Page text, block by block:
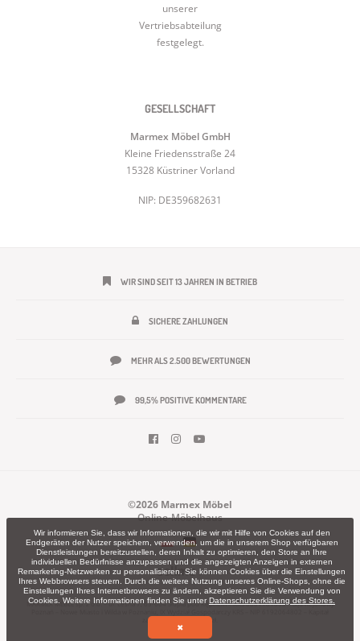
unserer
Vertriebsabteilung
festgelegt.
GESELLSCHAFT
Marmex Möbel GmbH
Kleine Friedensstraße 24
15328 Küstriner Vorland
NIP: DE359682631
WIR SIND SEIT 13 JAHREN IN BETRIEB
SICHERE ZAHLUNGEN
MEHR ALS 2.500 BEWERTUNGEN
99,5% POSITIVE KOMMENTARE
©2026 Marmex Möbel
Online-Möbelhaus
MARMEX MEBLE sp. z o.o. – ul. Leśna 7, 63-604 Słupia pod Kępnem – KRS 0001181853 – Sąd Rejonowy
zakładowy 100 000,00 zł.
✖
Wir informieren Sie, dass wir Informationen, die wir mit Hilfe von Cookies auf den
Endgeräten der Nutzer speichern, verwenden, um die in unserem Shop verfügbaren
Dienstleistungen bereitzustellen, deren Inhalt zu optimieren, den Store an Ihre
individuellen Bedürfnisse anzupassen und die angezeigten Anzeigen in externen
Remarketing-Netzwerken zu personalisieren. Sie können Cookies über die Einstellungen
Ihres Webbrowsers steuern. Durch die weitere Nutzung unseres Online-Shops, ohne die
Einstellungen Ihres Internetbrowsers zu ändern, akzeptieren Sie die Verwendung von
Cookies. Weitere Informationen finden Sie unterDatenschutzerklärung des Stores.